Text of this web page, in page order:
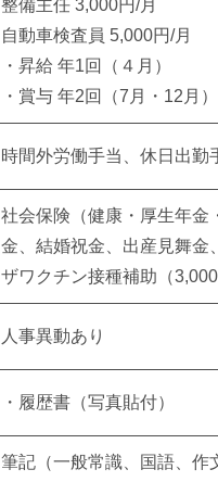
整備主任 3,000円/月
自動車検査員 5,000円/月
・昇給 年1回（４月）
・賞与 年2回（7月・12月）
時間外労働手当、休日出勤
社会保険（健康・厚生年金
金、結婚祝金、出産見舞金
ザワクチン接種補助（
人事異動あり
・履歴書（写真貼付）
筆記（一般常識、国語、作